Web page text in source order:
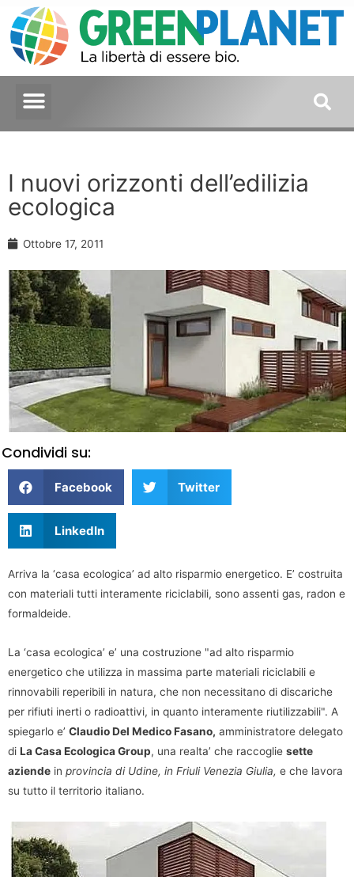
I nuovi orizzonti dell’edilizia
ecologica
Ottobre 17, 2011
Condividi su:
Facebook Twitter
LinkedIn
Arriva la ‘casa ecologica’ ad alto risparmio energetico. E’ costruita
con materiali tutti interamente riciclabili, sono assenti gas, radon e
formaldeide.
La ‘casa ecologica’ e’ una costruzione "ad alto risparmio
energetico che utilizza in massima parte materiali riciclabili e
rinnovabili reperibili in natura, che non necessitano di discariche
per rifiuti inerti o radioattivi, in quanto interamente riutilizzabili". A
spiegarlo e’ Claudio Del Medico Fasano, amministratore delegato
di La Casa Ecologica Group, una realta’ che raccoglie sette
aziende in provincia di Udine, in Friuli Venezia Giulia, e che lavora
su tutto il territorio italiano.